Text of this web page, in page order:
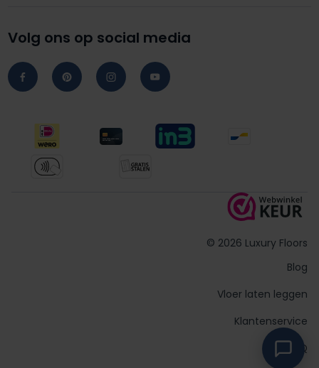
Volg ons op social media
© 2026 Luxury Floors
Blog
Vloer laten leggen
Klantenservice
FAQ